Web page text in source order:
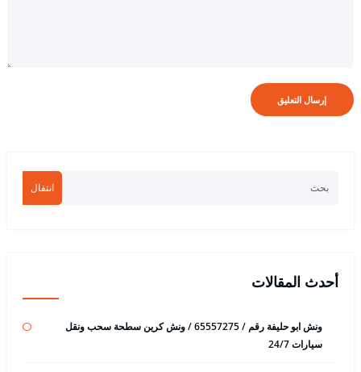
انتقال
أحدث المقالات
ونش ابو حليفة رقم / 65557275 / ونش كرين سطحة سحب ونقل
سيارات 24/7